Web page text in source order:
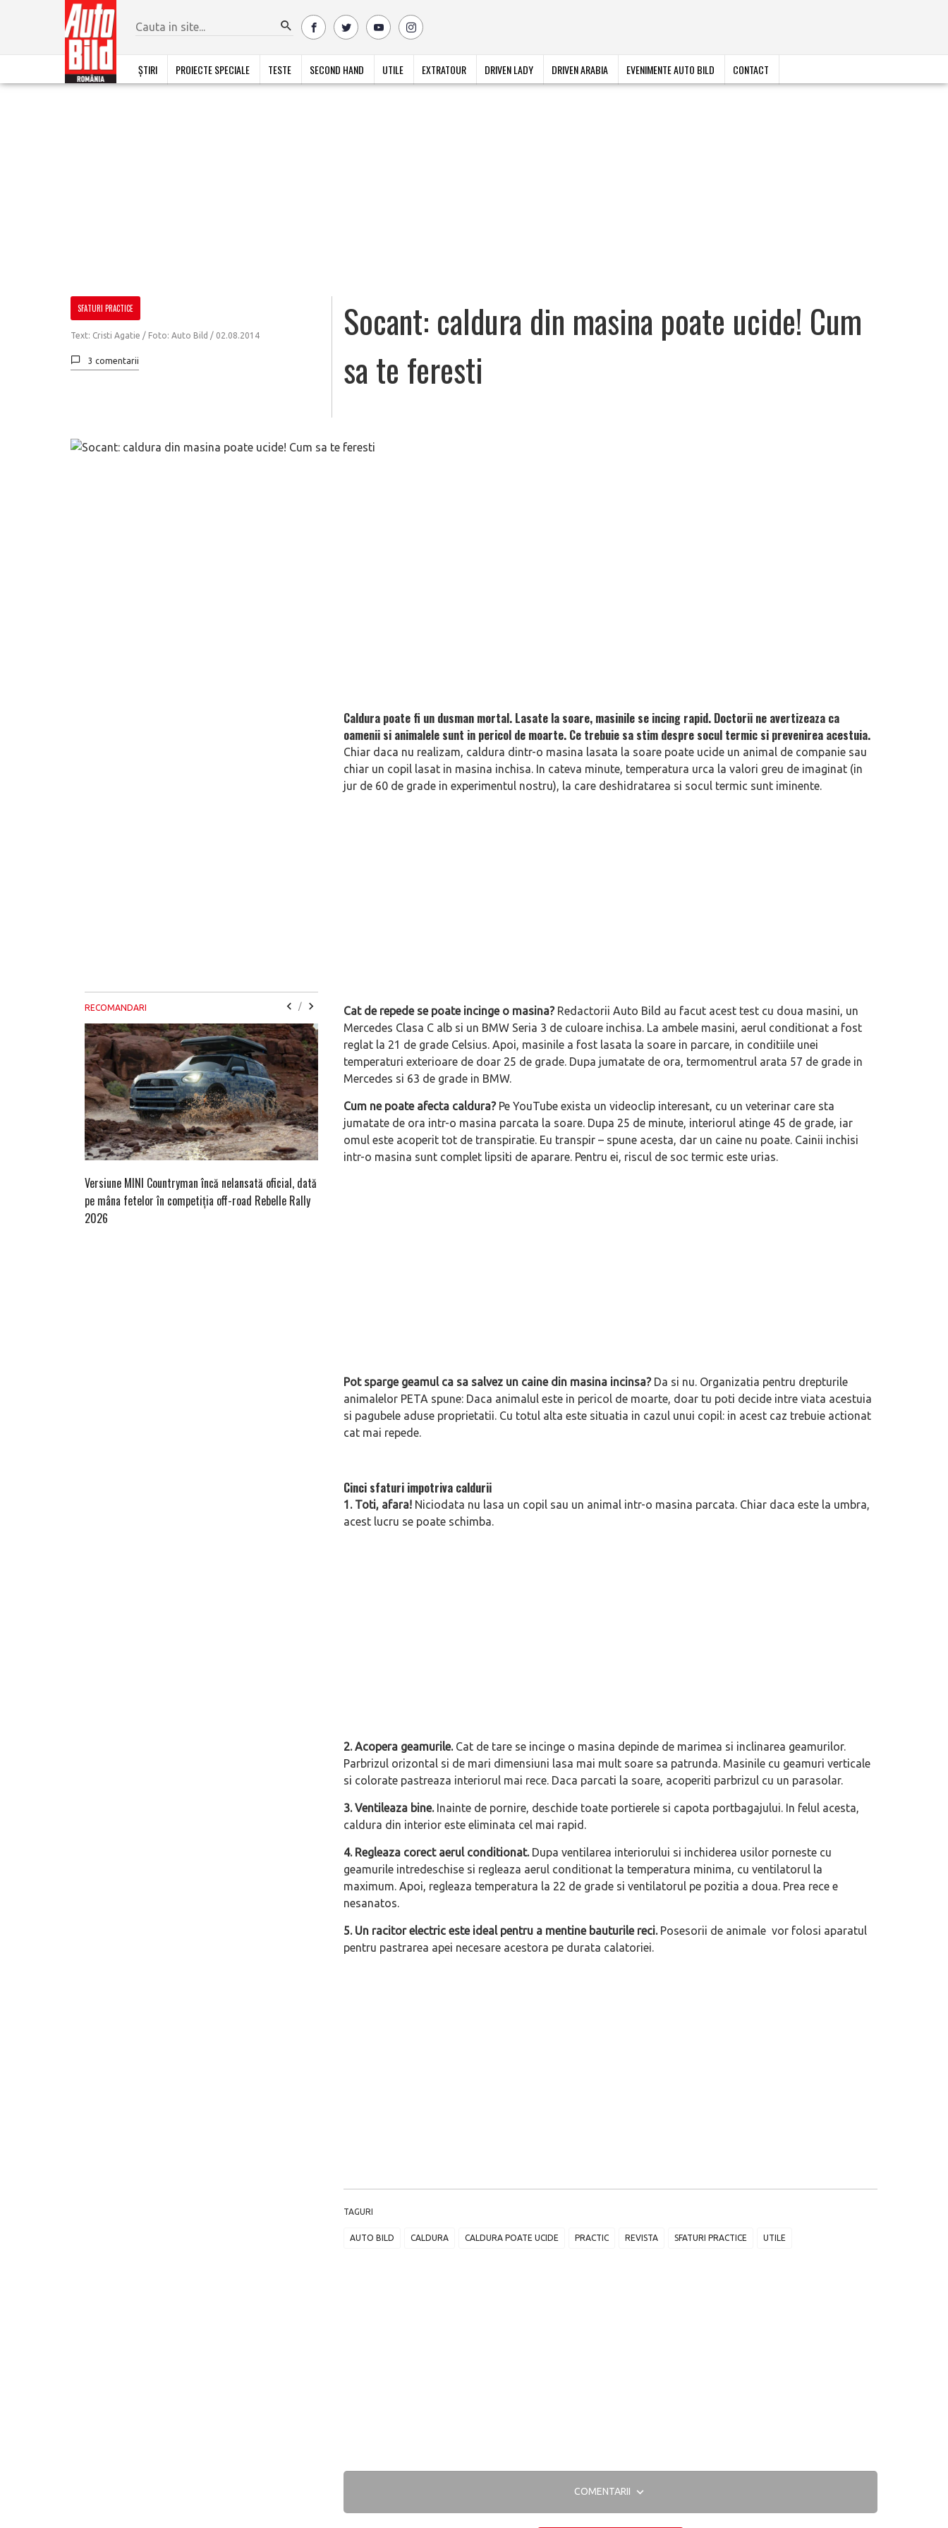
ȘTIRI PROIECTE SPECIALE TESTE SECOND HAND UTILE EXTRATOUR DRIVEN LADY DRIVEN ARABIA EVENIMENTE AUTO BILD CONTACT
SFATURI PRACTICE
Text: Cristi Agatie / Foto: Auto Bild / 02.08.2014
3 comentarii
Socant: caldura din masina poate ucide! Cum
sa te feresti
Caldura poate fi un dusman mortal. Lasate la soare, masinile se incing rapid. Doctorii ne avertizeaza ca
oamenii si animalele sunt in pericol de moarte. Ce trebuie sa stim despre socul termic si prevenirea acestuia.
Chiar daca nu realizam, caldura dintr-o masina lasata la soare poate ucide un animal de companie sau
chiar un copil lasat in masina inchisa. In cateva minute, temperatura urca la valori greu de imaginat (in
jur de 60 de grade in experimentul nostru), la care deshidratarea si socul termic sunt iminente.
Cat de repede se poate incinge o masina?Redactorii Auto Bild au facut acest test cu doua masini, un
Mercedes Clasa C alb si un BMW Seria 3 de culoare inchisa. La ambele masini, aerul conditionat a fost
reglat la 21 de grade Celsius. Apoi, masinile a fost lasata la soare in parcare, in conditiile unei
temperaturi exterioare de doar 25 de grade. Dupa jumatate de ora, termomentrul arata 57 de grade in
Mercedes si 63 de grade in BMW.
Cum ne poate afecta caldura?Pe YouTube exista un videoclip interesant, cu un veterinar care sta
jumatate de ora intr-o masina parcata la soare. Dupa 25 de minute, interiorul atinge 45 de grade, iar
omul este acoperit tot de transpiratie.­ Eu transpir – spune acesta, dar un caine nu poate. Cainii inchisi
intr-o masina sunt complet lipsiti de aparare. Pentru ei, riscul de soc termic este urias.
Pot sparge geamul ca sa salvez un caine din masina incinsa?Da si nu. Organizatia pentru drepturile
animalelor PETA spune: Daca animalul este in pericol de moarte, doar tu poti decide intre viata acestuia
si pagubele aduse proprietatii. Cu totul alta este situatia in cazul unui copil: in acest caz trebuie actionat
cat mai repede.
Cinci sfaturi impotriva caldurii
1. Toti, afara!Niciodata nu lasa un copil sau un animal intr-o masina parcata. Chiar daca este la umbra,
acest lucru se poate schimba.
2. Acopera geamurile.Cat de tare se incinge o masina depinde de marimea si inclinarea geamurilor.
Parbrizul orizontal si de mari dimensiuni lasa mai mult soare sa patrunda. Masinile cu geamuri verticale
si colorate pastreaza interiorul mai rece. Daca parcati la soare, acoperiti parbrizul cu un parasolar.
3. Ventileaza bine.Inainte de pornire, deschide toate portierele si capota portbagajului. In felul acesta,
caldura din interior este eliminata cel mai rapid.
4. Regleaza corect aerul conditionat.Dupa ventilarea interiorului si inchiderea usilor porneste cu
geamurile intredeschise si regleaza aerul conditionat la temperatura minima, cu ventilatorul la
maximum. Apoi, regleaza temperatura la 22 de grade si ventilatorul pe pozitia a doua. Prea rece e
nesanatos.
5. Un racitor electric este ideal pentru a mentine bauturile reci.Posesorii de animale vor folosi aparatul
pentru pastrarea apei necesare acestora pe durata calatoriei.
TAGURI
AUTO BILD CALDURA CALDURA POATE UCIDE PRACTIC REVISTA SFATURI PRACTICE UTILE
COMENTARII
RECOMANDARI /
Versiune MINI Countryman încă nelansată oficial, dată
pe mâna fetelor în competiția off-road Rebelle Rally
2026